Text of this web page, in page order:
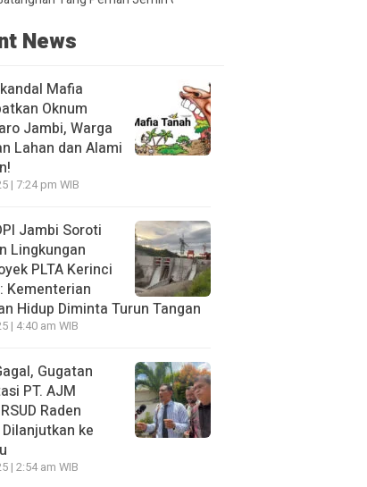
News
Mafia
Oknum
Jambi, Warga
Lahan dan Alami
| 7:24 pm WIB
Jambi Soroti
Lingkungan
PLTA Kerinci
Kementerian
Hidup Diminta Turun Tangan
| 4:40 am WIB
Gugatan
PT. AJM
Raden
ke
| 2:54 am WIB